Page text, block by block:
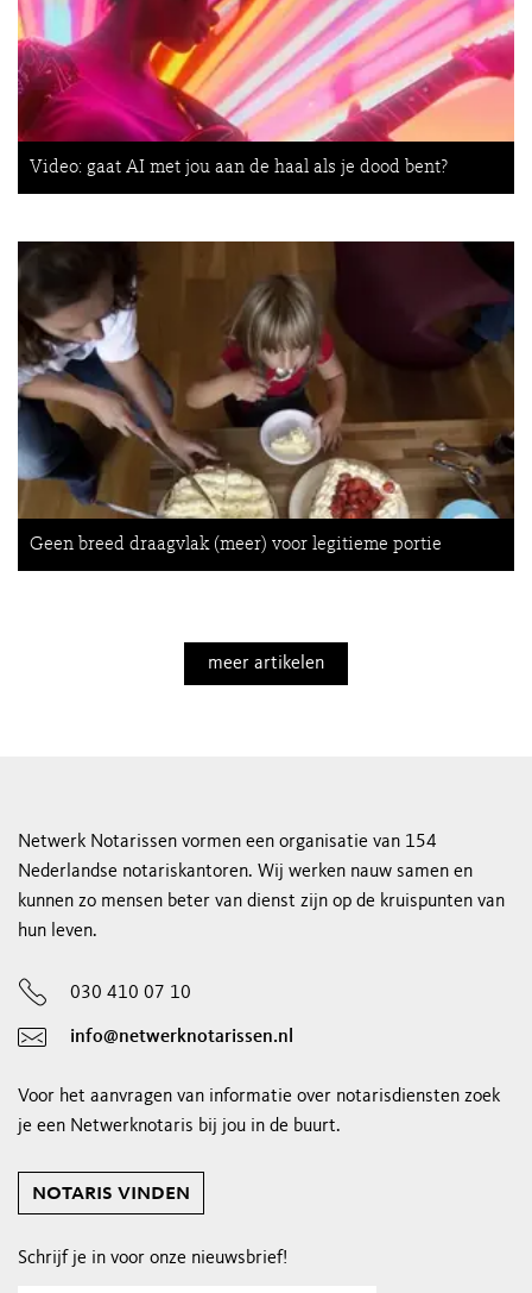
Video: gaat AI met jou aan de haal als je dood bent?
Geen breed draagvlak (meer) voor legitieme portie
meer artikelen
Netwerk Notarissen vormen een organisatie van 154
Nederlandse notariskantoren. Wij werken nauw samen en
kunnen zo mensen beter van dienst zijn op de kruispunten van
hun leven.
030 410 07 10
info@netwerknotarissen.nl
Voor het aanvragen van informatie over notarisdiensten zoek
je een Netwerknotaris bij jou in de buurt.
notaris vinden
Schrijf je in voor onze nieuwsbrief!